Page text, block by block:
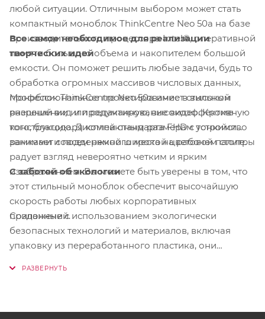
любой ситуации. Отличным выбором может стать
компактный моноблок ThinkCentre Neo 50a на базе
производительного процессора Intel®, оперативной
памяти большого объема и накопителем большой
емкости. Он поможет решить любые задачи, будь то
обработка огромных массивов числовых данных,
профессиональное проектирование в высоком
разрешении или редактирование видео. Кроме
того, благодаря компактным размерам устройство
занимает совсем немного места на рабочем столе.
Все самое необходимое для реализации
творческих идей
Моноблок ThinkCentre Neo 50a имеет стильный
внешний вид и продуманную, высокоэффективную
конструкцию. Дисплей стандарта FHD с тонкими
рамками и поддержкой широкой цветовой палитры
радует взгляд невероятно четким и ярким
изображением. Вы можете быть уверены в том, что
этот стильный моноблок обеспечит высочайшую
скорость работы любых корпоративных
приложений.
С заботой об экологии
Созданные с использованием экологически
безопасных технологий и материалов, включая
упаковку из переработанного пластика, они